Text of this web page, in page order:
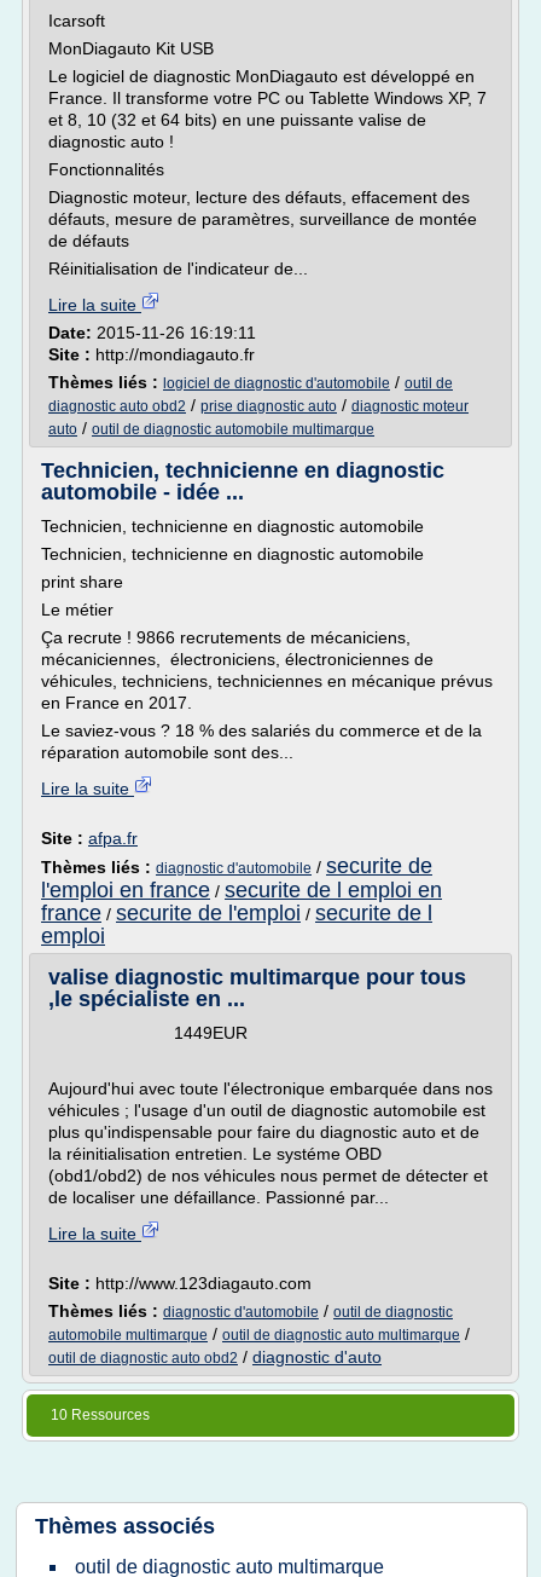
Icarsoft
MonDiagauto Kit USB
Le logiciel de diagnostic MonDiagauto est développé en
France. Il transforme votre PC ou Tablette Windows XP, 7
et 8, 10 (32 et 64 bits) en une puissante valise de
diagnostic auto !
Fonctionnalités
Diagnostic moteur, lecture des défauts, effacement des
défauts, mesure de paramètres, surveillance de montée
de défauts
Réinitialisation de l'indicateur de...
Lire la suite
Date: 2015-11-26 16:19:11
Site : http://mondiagauto.fr
Thèmes liés : logiciel de diagnostic d'automobile / outil de
diagnostic auto obd2 / prise diagnostic auto / diagnostic moteur
auto / outil de diagnostic automobile multimarque
Technicien, technicienne en diagnostic
automobile - idée ...
Technicien, technicienne en diagnostic automobile
Technicien, technicienne en diagnostic automobile
print share
Le métier
Ça recrute ! 9866 recrutements de mécaniciens,
mécaniciennes, électroniciens, électroniciennes de
véhicules, techniciens, techniciennes en mécanique prévus
en France en 2017.
Le saviez-vous ? 18 % des salariés du commerce et de la
réparation automobile sont des...
Lire la suite
Site : afpa.fr
Thèmes liés : diagnostic d'automobile / securite de
l'emploi en france / securite de l emploi en
france / securite de l'emploi / securite de l
emploi
valise diagnostic multimarque pour tous
,le spécialiste en ...
1449EUR
Aujourd'hui avec toute l'électronique embarquée dans nos
véhicules ; l'usage d'un outil de diagnostic automobile est
plus qu'indispensable pour faire du diagnostic auto et de
la réinitialisation entretien. Le systéme OBD
(obd1/obd2) de nos véhicules nous permet de détecter et
de localiser une défaillance. Passionné par...
Lire la suite
Site : http://www.123diagauto.com
Thèmes liés : diagnostic d'automobile / outil de diagnostic
automobile multimarque / outil de diagnostic auto multimarque /
outil de diagnostic auto obd2 / diagnostic d'auto
10 Ressources
Thèmes associés
outil de diagnostic auto multimarque